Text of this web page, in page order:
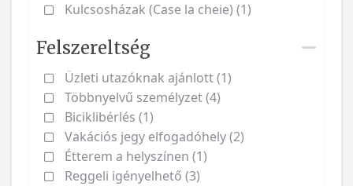
Kulcsosházak (Case la cheie) (1)
Felszereltség
Üzleti utazóknak ajánlott (1)
Többnyelvű személyzet (4)
Biciklibérlés (1)
Vakációs jegy elfogadóhely (2)
Étterem a helyszínen (1)
Reggeli igényelhető (3)